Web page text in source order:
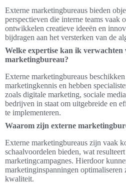
Externe marketingbureaus bieden
perspectieven die interne teams vaak
ontwikkelen creatieve ideeën en
bijdragen aan het versterken van de
Welke expertise kan ik verwachten
marketingbureau?
Externe marketingbureaus
marketingkennis en hebben
zoals digitale marketing, sociale
bedrijven in staat om uitgebreide en
te implementeren.
Waarom zijn externe
Externe marketingbureaus zijn vaak
schaalvoordelen bieden, wat
marketingcampagnes. Hierdoor
marketinginspanningen optimaliseren
kwaliteit.